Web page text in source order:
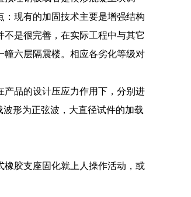
现有的加固技术主要是增强结构
是很完善，在实际工程中与其它
六层隔震楼。相应各劣化等级对
产品的设计压应力作用下，分别进
形为正弦波，大直径试件的加载
胶支座固化就上人操作活动，或